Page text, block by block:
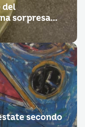
del
sorpresa…
secondo